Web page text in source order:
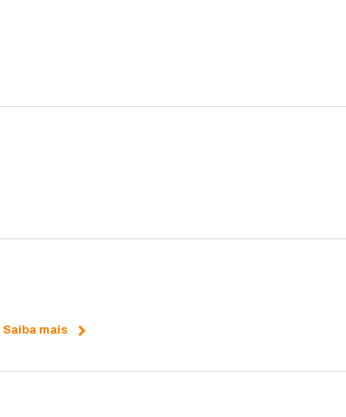
Saiba mais